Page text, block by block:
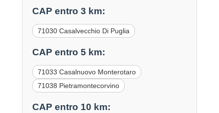
CAP entro 3 km:
71030 Casalvecchio Di Puglia
CAP entro 5 km:
71033 Casalnuovo Monterotaro
71038 Pietramontecorvino
CAP entro 10 km: